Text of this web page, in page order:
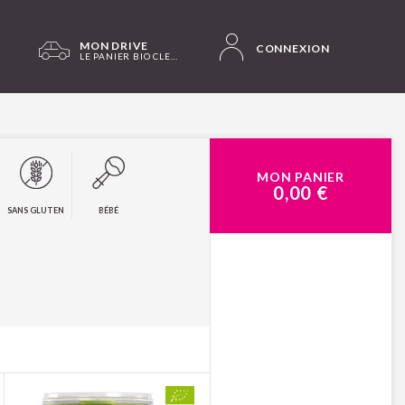
MON DRIVE CONNEXION
SANS GLUTEN BÉBÉ
MON PANIER
0,00 €